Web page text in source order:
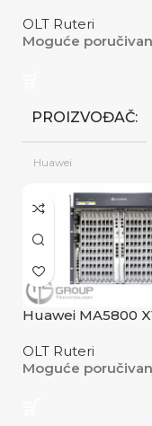
OLT Ruteri
Moguće
PROIZVOĐAČ
Huawei
STANJE Novo
Huawei MA5800
OLT Ruteri
Moguće